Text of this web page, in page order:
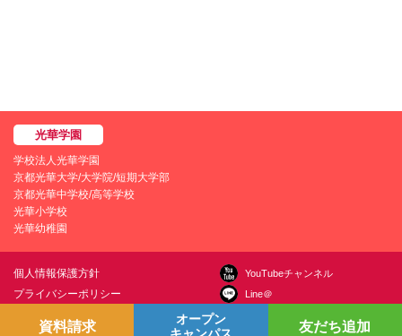
学校法人光華学園
京都光華大学/大学院/短期大学部
京都光華中学校/高等学校
光華小学校
光華幼稚園
個人情報保護方針
プライバシーポリシー
YouTubeチャンネル
Line＠
資料請求
オープン
友だち追加